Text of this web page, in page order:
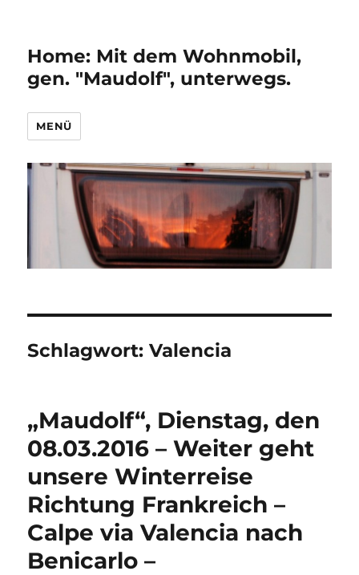
Home: Mit dem Wohnmobil,
gen. "Maudolf", unterwegs.
MENÜ
Schlagwort:Valencia
„Maudolf“, Dienstag, den
08.03.2016 – Weiter geht
unsere Winterreise
Richtung Frankreich –
Calpe via Valencia nach
Benicarlo –